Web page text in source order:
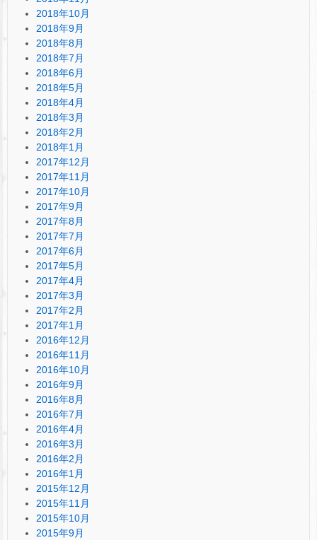
2018年10月
2018年9月
2018年8月
2018年7月
2018年6月
2018年5月
2018年4月
2018年3月
2018年2月
2018年1月
2017年12月
2017年11月
2017年10月
2017年9月
2017年8月
2017年7月
2017年6月
2017年5月
2017年4月
2017年3月
2017年2月
2017年1月
2016年12月
2016年11月
2016年10月
2016年9月
2016年8月
2016年7月
2016年4月
2016年3月
2016年2月
2016年1月
2015年12月
2015年11月
2015年10月
2015年9月